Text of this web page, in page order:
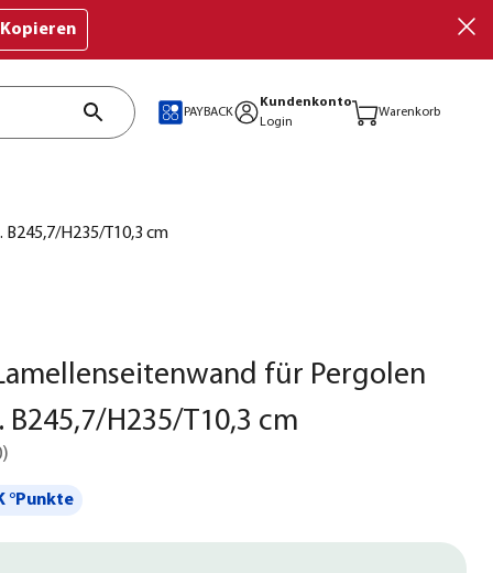
Kopieren
PAYBACK
Kundenkonto
Login
Warenkorb
H235/T10,3 cm
für Pergolen
B245,7/H235/T10,3 cm
)
°Punkte